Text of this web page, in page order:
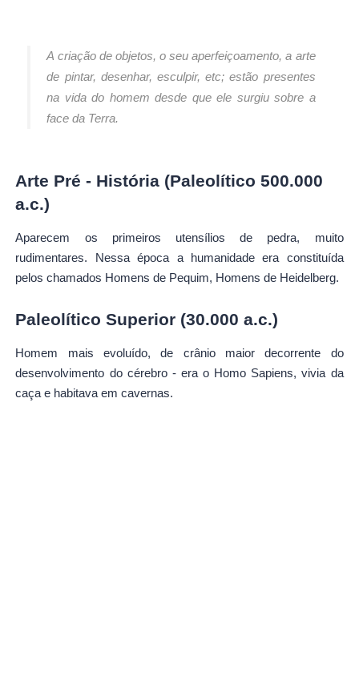
A criação de objetos, o seu aperfeiçoamento, a arte
de pintar, desenhar, esculpir, etc; estão presentes
na vida do homem desde que ele surgiu sobre a
face da Terra.
Arte Pré - História (Paleolítico 500.000
a.c.)
Aparecem os primeiros utensílios de pedra, muito
rudimentares. Nessa época a humanidade era constituída
pelos chamados Homens de Pequim, Homens de Heidelberg.
Paleolítico Superior (30.000 a.c.)
Homem mais evoluído, de crânio maior decorrente do
desenvolvimento do cérebro - era o Homo Sapiens, vivia da
caça e habitava em cavernas.